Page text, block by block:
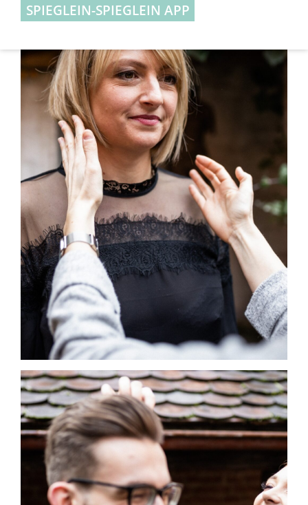
SPIEGLEIN-SPIEGLEIN APP